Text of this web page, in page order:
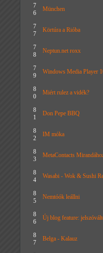
7
6
München
7
7
Körtúra a Rióba
7
8
Neptun.net roxx
7
9
Windows Media Player
8
0
Miért rulez a vidék?
8
1
Don Pepe BBQ
8
2
IM móka
8
3
MetaContacts
8
4
Wasabi - Wok & Sushi
8
5
Nemtóók leállni
8
6
Új blog feature:
8
7
Belga - Kalauz